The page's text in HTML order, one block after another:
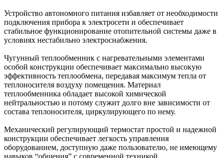
Устройство автономного питания избавляет от необходимости
подключения прибора к электросети и обеспечивает
стабильное функционирование отопительной системы даже в
условиях нестабильно электроснабжения.
Чугунный теплообменник с нагревательными элементами
особой конструкции обеспечивает максимально высокую
эффективность теплообмена, передавая максимум тепла от
теплоносителя воздуху помещения. Материал
теплообменника обладает высокой химической
нейтральностью и потому служит долго вне зависимости от
состава теплоносителя, циркулирующего по нему.
Механический регулирующий термостат простой и надежной
конструкции обеспечивает легкость управления
оборудованием, доступную даже пользователю, не имеющему
навыков “общения” с современной техникой.